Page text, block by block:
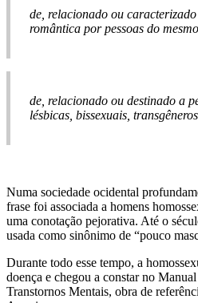
de, relacionado ou
romântica por pessoas do
de, relacionado ou destinado a
lésbicas, bissexuais,
Numa sociedade ocidental
frase foi associada a homens
uma conotação pejorativa. Até o
usada como sinônimo de “pouco
Durante todo esse tempo, a
doença e chegou a constar no
Transtornos Mentais, obra de